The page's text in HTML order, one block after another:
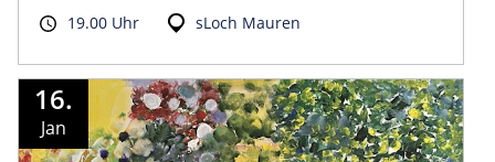
19.00 Uhr sLoch Mauren
16.
Jan